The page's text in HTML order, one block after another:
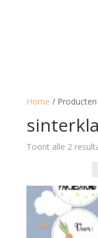
Home /
Toont alle 2